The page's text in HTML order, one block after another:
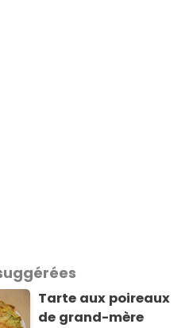
Tarte aux poireaux
de grand-mère